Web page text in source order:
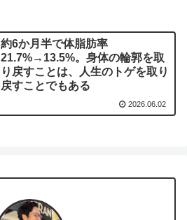
約6か月半で体脂肪率
21.7%→13.5%。身体の輪郭を取
り戻すことは、人生のトゲを取り
戻すことでもある
2026.06.02